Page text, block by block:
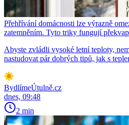
Přehřívání domácnosti lze výrazně
zatemněním. Tyto triky fungují
Abyste zvládli vysoké letní teploty,
nastudovat pár dobrých tipů, jak s
BydlímeÚtulně.cz
dnes, 09:48
2 min